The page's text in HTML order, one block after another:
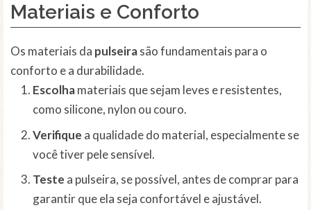
Materiais e Conforto
Os materiais da pulseirasão fundamentais para o
conforto e a durabilidade.
Escolhamateriais que sejam leves e resistentes,
como silicone, nylon ou couro.
Verifique a qualidade do material, especialmente se
você tiver pele sensível.
Teste a pulseira, se possível, antes de comprar para
garantir que ela seja confortável e ajustável.